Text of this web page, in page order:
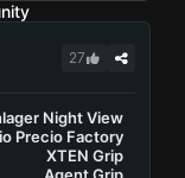
27
Night View
Precio Factory
XTEN Grip